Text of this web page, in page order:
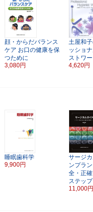
顔・からだバランス
ケア お口の健康を保
つために
3,080円
土屋和
ッショ
ストワ
4,620円
睡眠歯科学
9,900円
サージ
ンプラ
全・正
ステップ
11,000